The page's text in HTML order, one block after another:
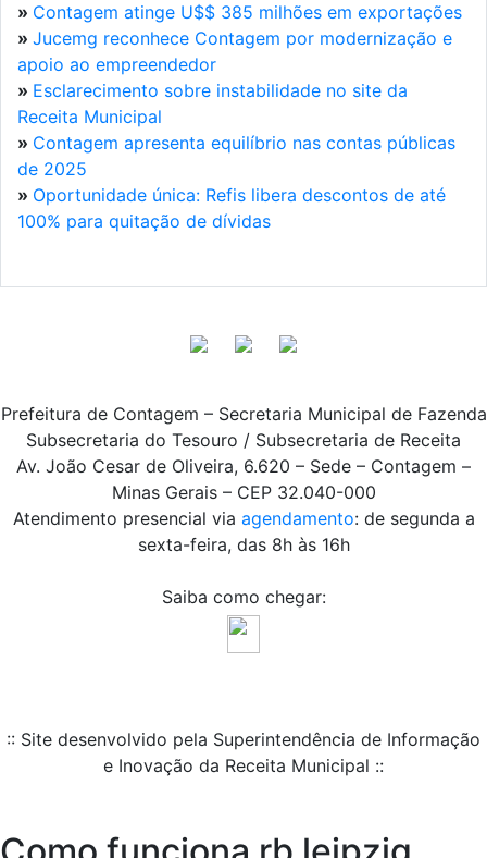
» Contagem atinge U$$ 385 milhões em exportações
» Jucemg reconhece Contagem por modernização e
apoio ao empreendedor
» Esclarecimento sobre instabilidade no site da
Receita Municipal
» Contagem apresenta equilíbrio nas contas públicas
de 2025
» Oportunidade única: Refis libera descontos de até
100% para quitação de dívidas
Prefeitura de Contagem – Secretaria Municipal de Fazenda
Subsecretaria do Tesouro / Subsecretaria de Receita
Av. João Cesar de Oliveira, 6.620 – Sede – Contagem –
Minas Gerais – CEP 32.040-000
Atendimento presencial via agendamento: de segunda a
sexta-feira, das 8h às 16h
Saiba como chegar:
:: Site desenvolvido pela Superintendência de Informação
e Inovação da Receita Municipal ::